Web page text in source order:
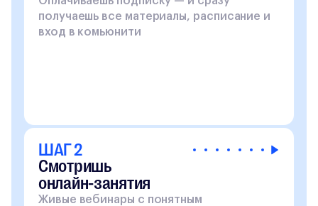
получаешь все материалы, расписание и
вход в комьюнити
ШАГ 2
Смотришь
онлайн-занятия
Живые вебинары с понятным